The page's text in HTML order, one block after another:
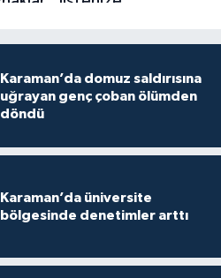
Karaman’da domuz saldırısına
uğrayan genç çoban ölümden
döndü
Karaman’da üniversite
bölgesinde denetimler arttı